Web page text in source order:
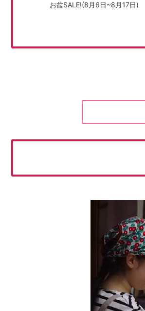
お盆SALE!(8月6日~8月17日)